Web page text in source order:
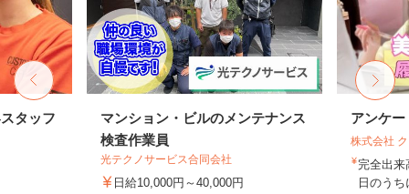
タッフ
マンション・ビルのメンテナンス
検査作業員
光テクノサービス合同会社
日給10,000円～40,000円
アンケ
株式会社
完全出
日のう